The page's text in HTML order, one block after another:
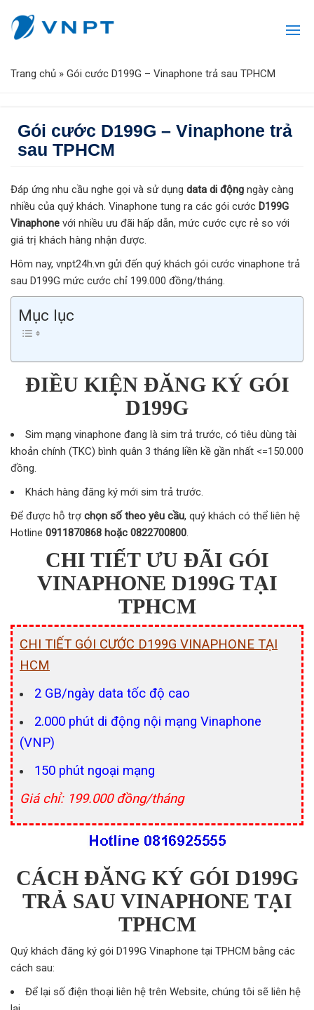
Trang chủ » Gói cước D199G – Vinaphone trả sau TPHCM
Gói cước D199G – Vinaphone trả
sau TPHCM
Đáp ứng nhu cầu nghe gọi và sử dụng data di động ngày càng
nhiều của quý khách. Vinaphone tung ra các gói cước D199G
Vinaphone với nhiều ưu đãi hấp dẫn, mức cước cực rẻ so với
giá trị khách hàng nhận được.
Hôm nay, vnpt24h.vn gửi đến quý khách gói cước vinaphone trả
sau D199G mức cước chỉ 199.000 đồng/tháng.
Mục lục
ĐIỀU KIỆN ĐĂNG KÝ GÓI
D199G
Sim mạng vinaphone đang là sim trả trước, có tiêu dùng tài
khoản chính (TKC) bình quân 3 tháng liền kề gần nhất <=150.000
đồng.
Khách hàng đăng ký mới sim trả trước.
Để được hỗ trợ chọn số theo yêu cầu, quý khách có thể liên hệ
Hotline 0911870868 hoặc 0822700800
CHI TIẾT ƯU ĐÃI GÓI
VINAPHONE D199G TẠI
TPHCM
CHI TIẾT GÓI CƯỚC D199G VINAPHONE TẠI
HCM
2 GB/ngày data tốc độ cao
2.000 phút di động nội mạng Vinaphone
(VNP)
150 phút ngoại mạng
Giá chỉ: 199.000 đồng/tháng
CÁCH ĐĂNG KÝ GÓI D199G
TRẢ SAU VINAPHONE TẠI
TPHCM
Quý khách đăng ký gói D199G Vinaphone tại TPHCM bằng các
cách sau:
Để lại số điện thoại liên hệ trên Website, chúng tôi sẽ liên hệ